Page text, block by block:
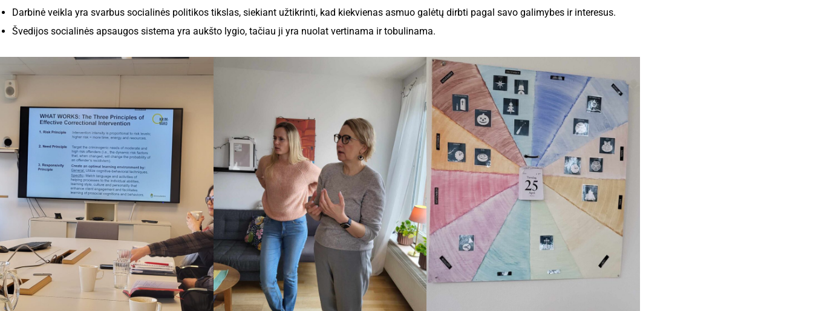
Darbinė veikla yra svarbus socialinės politikos tikslas, siekiant užtikrinti, kad kiekvienas asmuo galėtų dirbti pagal savo galimybes ir interesus.
Švedijos socialinės apsaugos sistema yra aukšto lygio, tačiau ji yra nuolat vertinama ir tobulinama.